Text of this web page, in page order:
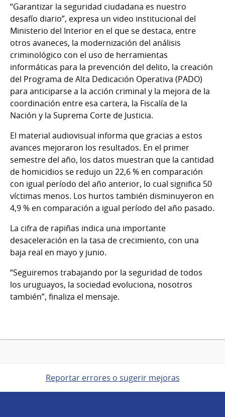
“Garantizar la seguridad ciudadana es nuestro
desafío diario”, expresa un video institucional del
Ministerio del Interior en el que se destaca, entre
otros avaneces, la modernización del análisis
criminológico con el uso de herramientas
informáticas para la prevención del delito, la creación
del Programa de Alta Dedicación Operativa (PADO)
para anticiparse a la acción criminal y la mejora de la
coordinación entre esa cartera, la Fiscalía de la
Nación y la Suprema Corte de Justicia.
El material audiovisual informa que gracias a estos
avances mejoraron los resultados. En el primer
semestre del año, los datos muestran que la cantidad
de homicidios se redujo un 22,6 % en comparación
con igual período del año anterior, lo cual significa 50
víctimas menos. Los hurtos también disminuyeron en
4,9 % en comparación a igual período del año pasado.
La cifra de rapiñas indica una importante
desaceleración en la tasa de crecimiento, con una
baja real en mayo y junio.
“Seguiremos trabajando por la seguridad de todos
los uruguayos, la sociedad evoluciona, nosotros
también”, finaliza el mensaje.
Reportar errores o sugerir mejoras